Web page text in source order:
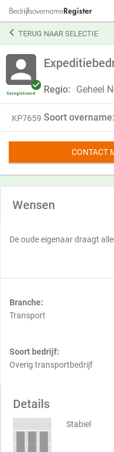
TERUG NAAR SELECTIE
Regio: Geheel
KP7659 Soort overname:
CONTACT
Wensen
De oude eigenaar draagt
Branche:
Transport
Soort bedrijf:
Overig transportbedrijf
Details
Stabiel